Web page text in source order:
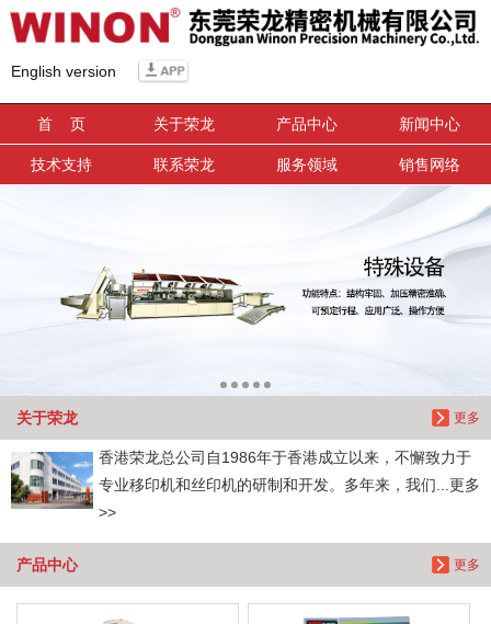
English version
首 页 关于荣龙 产品中心 新闻中心
技术支持 联系荣龙 服务领域 销售网络
更多
关于荣龙
香港荣龙总公司自1986年于香港成立以来，不懈致力于
专业移印机和丝印机的研制和开发。多年来，我们...更多
>>
更多
产品中心
信息搜索
搜索